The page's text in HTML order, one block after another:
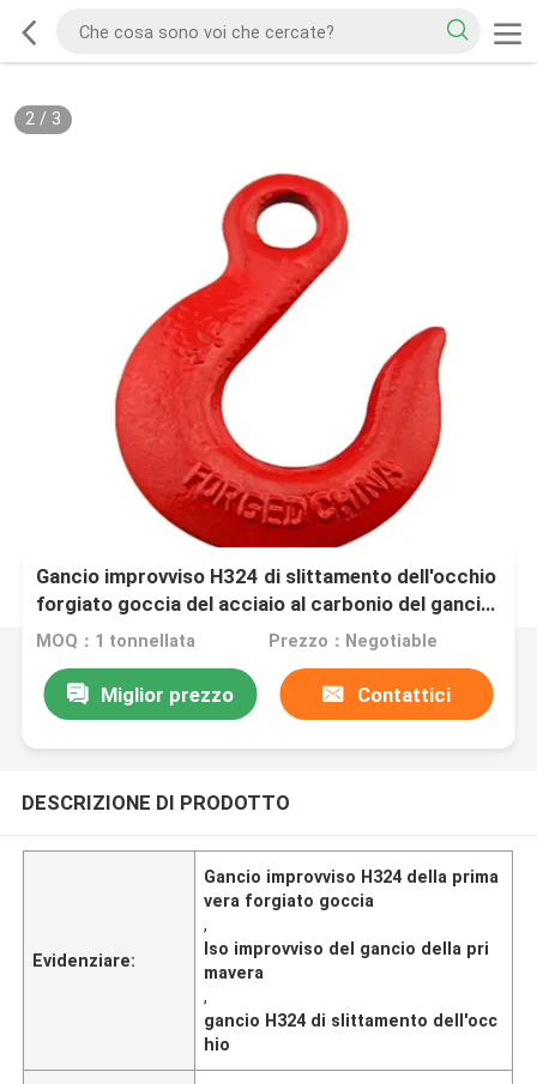
2/ 3
Gancio improvviso H324 di slittamento dell'occhio
forgiato goccia del acciaio al carbonio del gancio
della primavera
MOQ：1 tonnellata Prezzo：Negotiable
Miglior prezzo Contattici
DESCRIZIONE DI PRODOTTO
Evidenziare:
Gancio improvviso H324 della prima
vera forgiato goccia
,
Iso improvviso del gancio della pri
mavera
,
gancio H324 di slittamento dell'occ
hio